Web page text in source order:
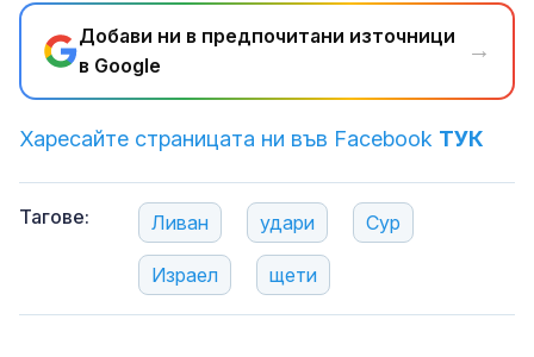
Добави ни в предпочитани източници
в Google
→
Харесайте страницата ни във Facebook ТУК
Тагове: Ливан удари Сур
Израел щети